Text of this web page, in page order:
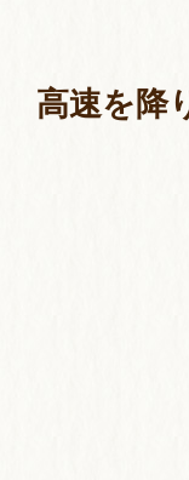
高速を降